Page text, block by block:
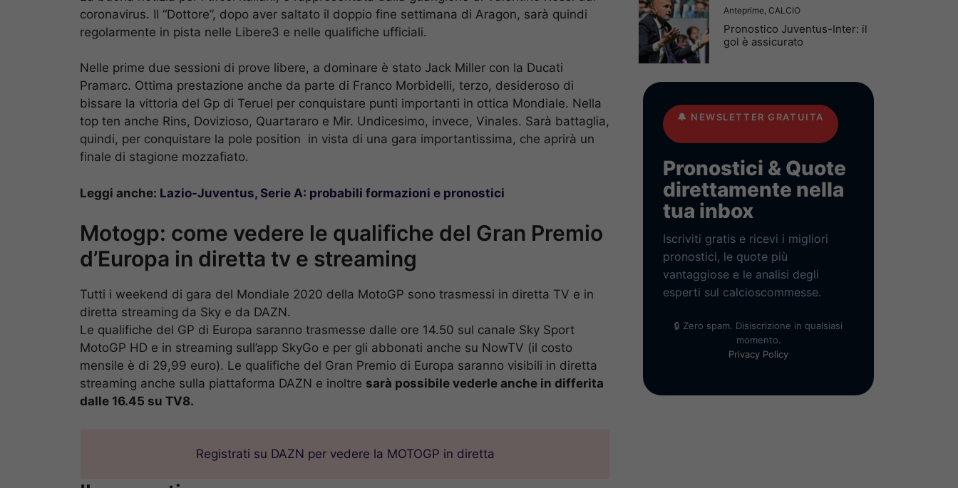
coronavirus. Il “Dottore”, dopo aver saltato il doppio fine settimana di Aragon, sarà quindi
regolarmente in pista nelle Libere3 e nelle qualifiche ufficiali.
Nelle prime due sessioni di prove libere, a dominare è stato Jack Miller con la Ducati
Pramarc. Ottima prestazione anche da parte di Franco Morbidelli, terzo, desideroso di
bissare la vittoria del Gp di Teruel per conquistare punti importanti in ottica Mondiale. Nella
top ten anche Rins, Dovizioso, Quartararo e Mir. Undicesimo, invece, Vinales. Sarà battaglia,
quindi, per conquistare la pole position in vista di una gara importantissima, che aprirà un
finale di stagione mozzafiato.
Leggi anche: Lazio-Juventus, Serie A: probabili formazioni e pronostici
Motogp: come vedere le qualifiche del Gran Premio
d’Europa in diretta tv e streaming
Tutti i weekend di gara del Mondiale 2020 della MotoGP sono trasmessi in diretta TV e in
diretta streaming da Sky e da DAZN.
Le qualifiche del GP di Europa saranno trasmesse dalle ore 14.50 sul canale Sky Sport
MotoGP HD e in streaming sull’app SkyGo e per gli abbonati anche su NowTV (il costo
mensile è di 29,99 euro). Le qualifiche del Gran Premio di Europa saranno visibili in diretta
streaming anche sulla piattaforma DAZN e inoltre sarà possibile vederle anche in differita
dalle 16.45 su TV8.
Registrati su DAZN per vedere la MOTOGP in diretta
Anteprime, CALCIO
Pronostico Juventus-Inter: il
gol è assicurato
🔔 NEWSLETTER GRATUITA
Pronostici & Quote
direttamente nella
tua inbox
Iscriviti gratis e ricevi i migliori
pronostici, le quote più
vantaggiose e le analisi degli
esperti sul calcioscommesse.
🔒 Zero spam. Disiscrizione in qualsiasi
momento.
Privacy Policy